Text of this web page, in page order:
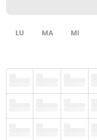
LU MA MI